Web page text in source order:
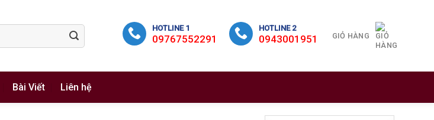
HOTLINE 1
09767552291
HOTLINE 2
0943001951 GIỎ HÀNG
Bài Viết Liên hệ